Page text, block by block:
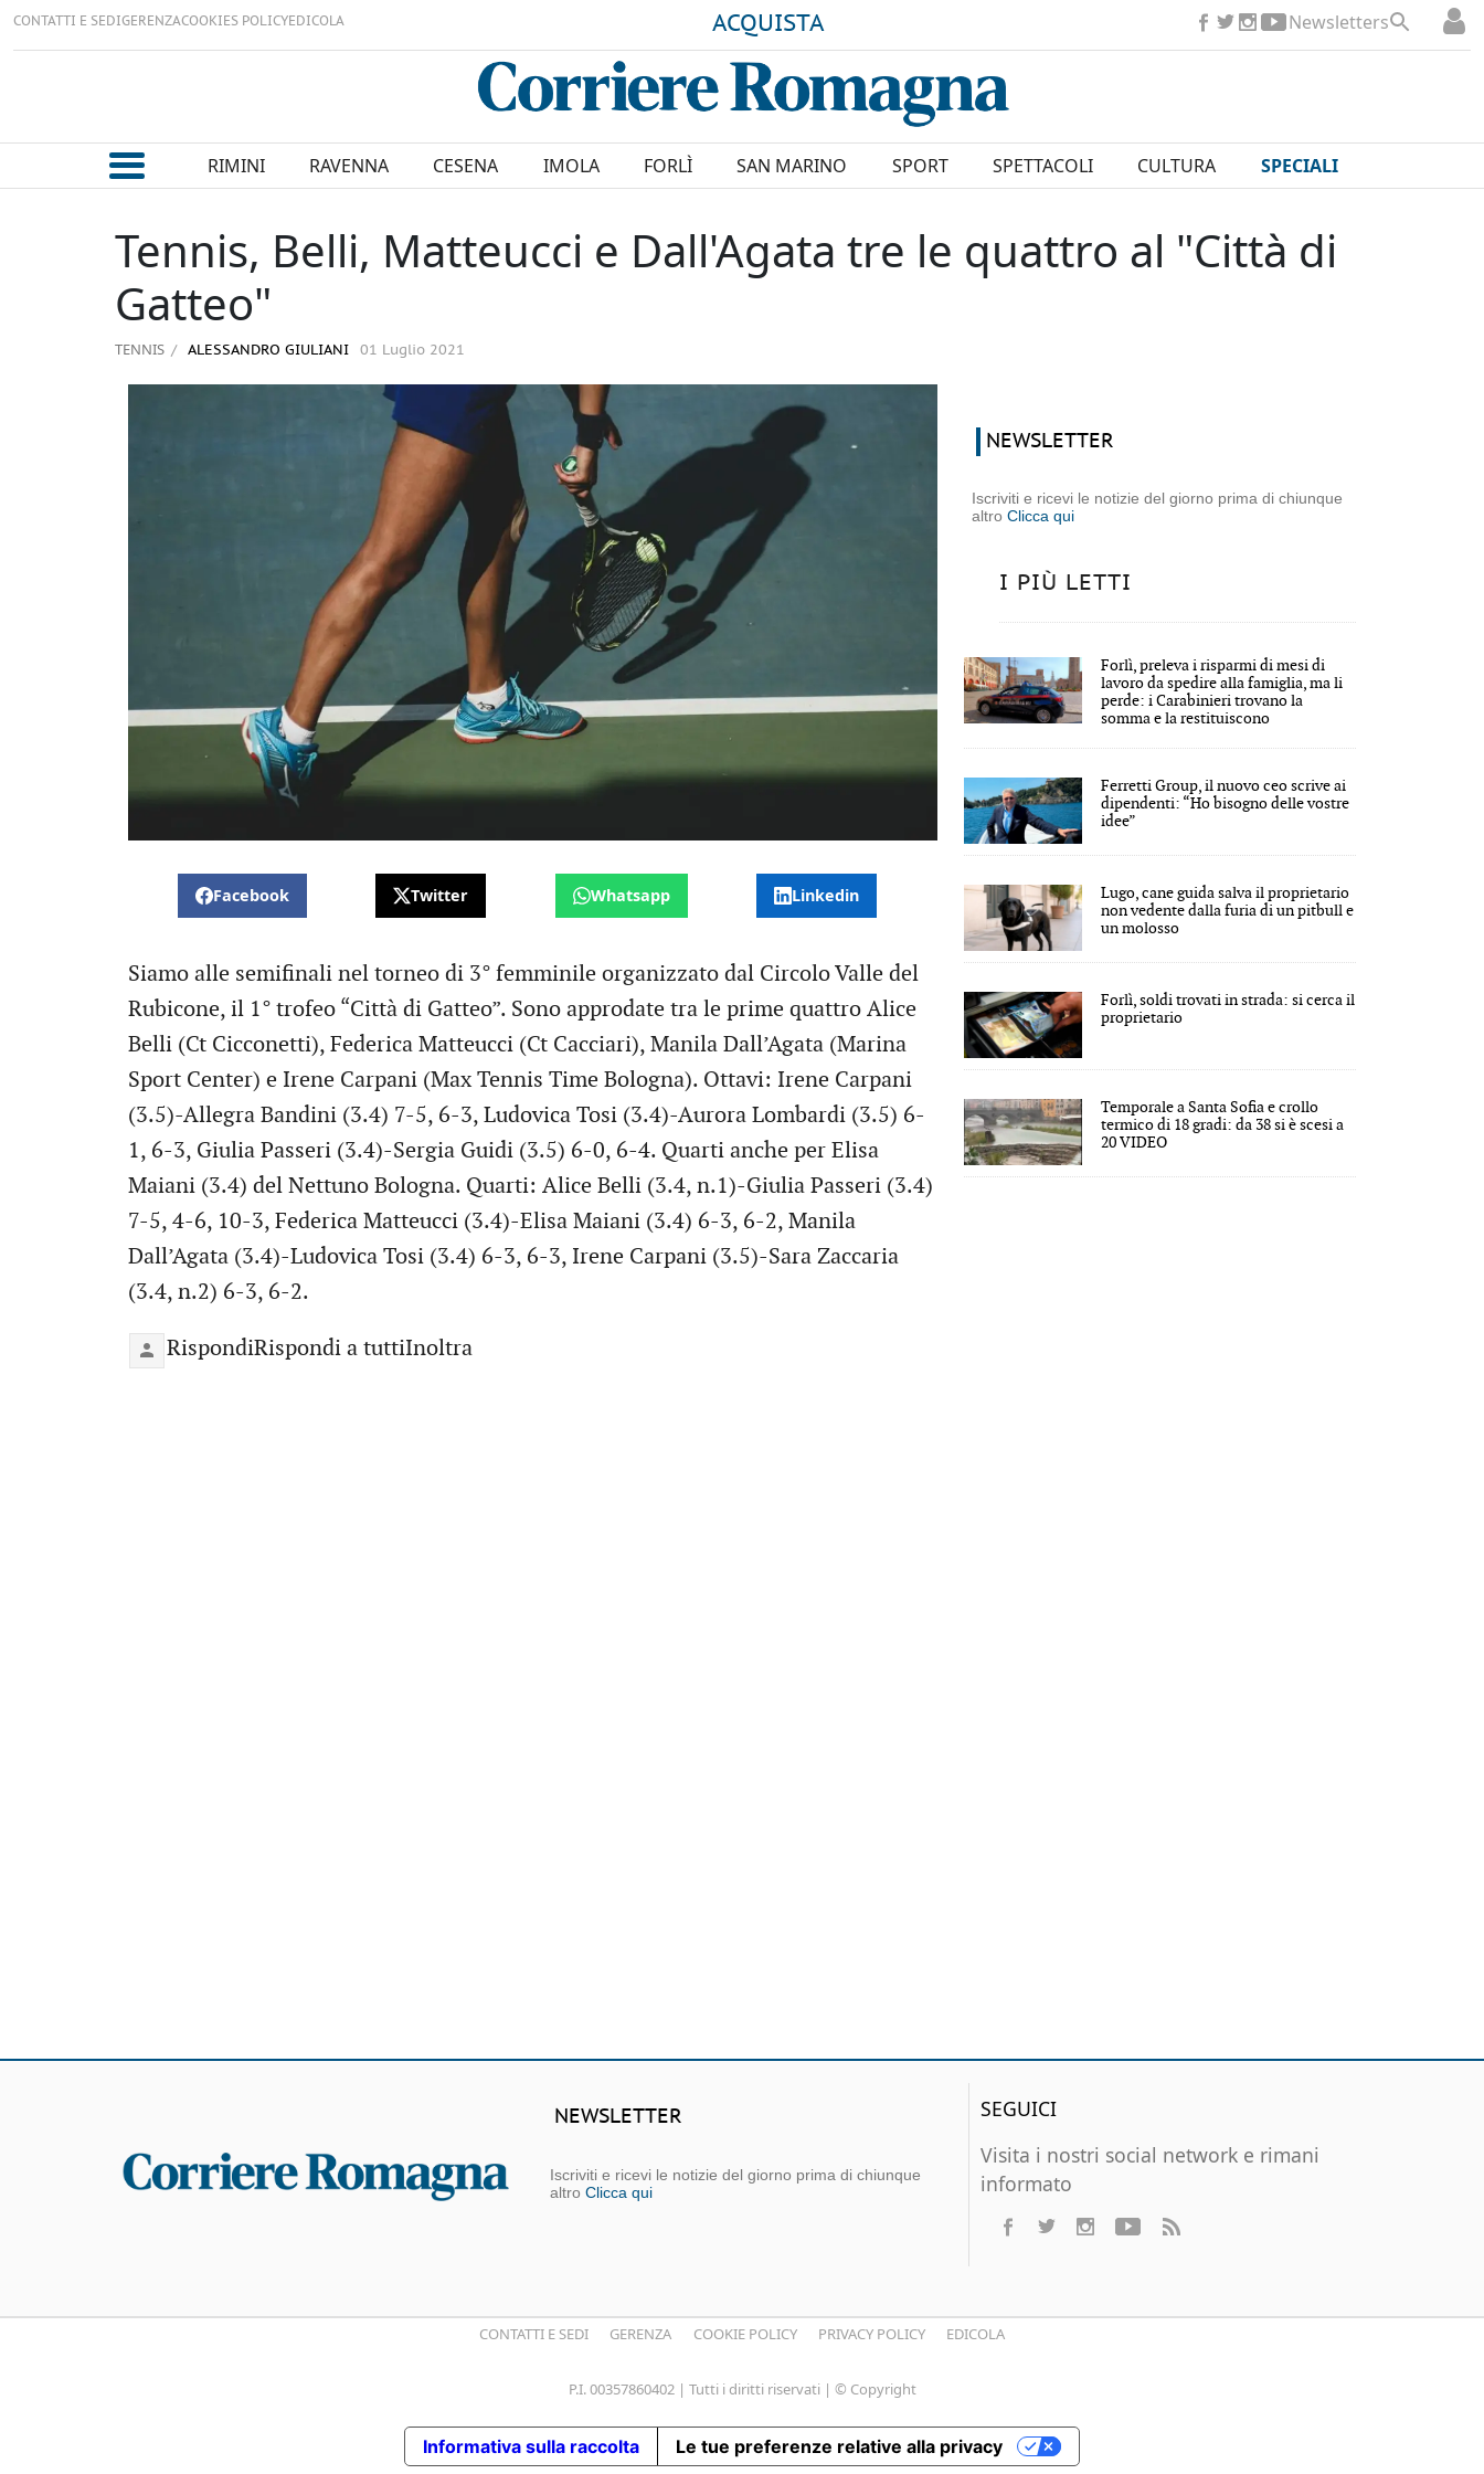
CONTATTI E SEDIGERENZACOOKIES POLICYEDICOLA ACQUISTA Newsletters
RIMINI RAVENNA CESENA IMOLA FORLÌ SAN MARINO SPORT SPETTACOLI CULTURA SPECIALI
Tennis, Belli, Matteucci e Dall'Agata tre le quattro al "Città di
Gatteo"
TENNIS ALESSANDRO GIULIANI 01 Luglio 2021
Facebook Twitter Whatsapp Linkedin
Siamo alle semifinali nel torneo di 3° femminile organizzato dal Circolo Valle del
Rubicone, il 1° trofeo “Città di Gatteo”. Sono approdate tra le prime quattro Alice
Belli (Ct Cicconetti), Federica Matteucci (Ct Cacciari), Manila Dall’Agata (Marina
Sport Center) e Irene Carpani (Max Tennis Time Bologna). Ottavi: Irene Carpani
(3.5)-Allegra Bandini (3.4) 7-5, 6-3, Ludovica Tosi (3.4)-Aurora Lombardi (3.5) 6-
1, 6-3, Giulia Passeri (3.4)-Sergia Guidi (3.5) 6-0, 6-4. Quarti anche per Elisa
Maiani (3.4) del Nettuno Bologna. Quarti: Alice Belli (3.4, n.1)-Giulia Passeri (3.4)
7-5, 4-6, 10-3, Federica Matteucci (3.4)-Elisa Maiani (3.4) 6-3, 6-2, Manila
Dall’Agata (3.4)-Ludovica Tosi (3.4) 6-3, 6-3, Irene Carpani (3.5)-Sara Zaccaria
(3.4, n.2) 6-3, 6-2.
RispondiRispondi a tuttiInoltra
NEWSLETTER
Iscriviti e ricevi le notizie del giorno prima di chiunque
altroClicca qui
I PIÙ LETTI
Forlì, preleva i risparmi di mesi di
lavoro da spedire alla famiglia, ma li
perde: i Carabinieri trovano la
somma e la restituiscono
Ferretti Group, il nuovo ceo scrive ai
dipendenti: “Ho bisogno delle vostre
idee”
Lugo, cane guida salva il proprietario
non vedente dalla furia di un pitbull e
un molosso
Forlì, soldi trovati in strada: si cerca il
proprietario
Temporale a Santa Sofia e crollo
termico di 18 gradi: da 38 si è scesi a
20 VIDEO
NEWSLETTER
Iscriviti e ricevi le notizie del giorno prima di chiunque
altro Clicca qui
SEGUICI
Visita i nostri social network e rimani
informato
CONTATTI E SEDI GERENZA COOKIE POLICY PRIVACY POLICY EDICOLA
P.I. 00357860402 | Tutti i diritti riservati | © Copyright
Informativa sulla raccolta Le tue preferenze relative alla privacy